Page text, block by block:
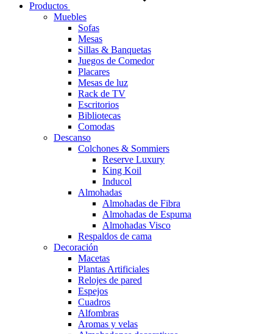
Productos
Muebles
Sofas
Mesas
Sillas & Banquetas
Juegos de Comedor
Placares
Mesas de luz
Rack de TV
Escritorios
Bibliotecas
Comodas
Descanso
Colchones & Sommiers
Reserve Luxury
King Koil
Inducol
Almohadas
Almohadas de Fibra
Almohadas de Espuma
Almohadas Visco
Respaldos de cama
Decoración
Macetas
Plantas Artificiales
Relojes de pared
Espejos
Cuadros
Alfombras
Aromas y velas